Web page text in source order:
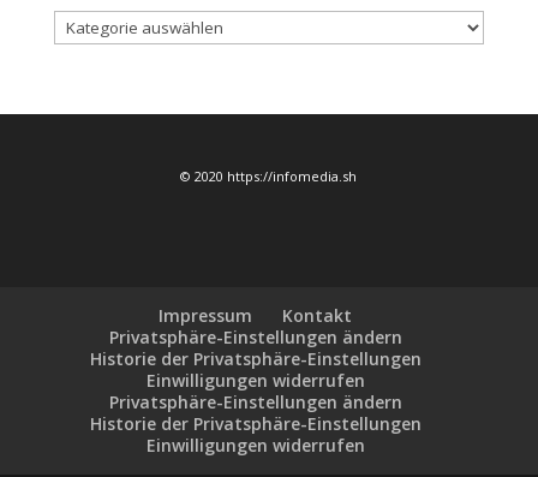
Rubriken
© 2020 https://infomedia.sh
Impressum
Kontakt
Privatsphäre-Einstellungen ändern
Historie der Privatsphäre-Einstellungen
Einwilligungen widerrufen
Privatsphäre-Einstellungen ändern
Historie der Privatsphäre-Einstellungen
Einwilligungen widerrufen